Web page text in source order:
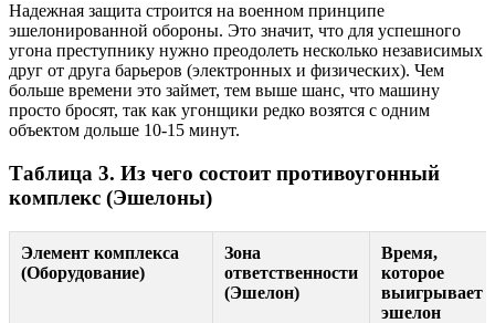
Надежная защита строится на военном принципе
эшелонированной обороны. Это значит, что для успешного
угона преступнику нужно преодолеть несколько независимых
друг от друга барьеров (электронных и физических). Чем
больше времени это займет, тем выше шанс, что машину
просто бросят, так как угонщики редко возятся с одним
объектом дольше 10-15 минут.
Таблица 3. Из чего состоит противоугонный
комплекс (Эшелоны)
Элемент комплекса
(Оборудование)
Зона
ответственности
(Эшелон)
Время,
которое
выигрывает
эшелон